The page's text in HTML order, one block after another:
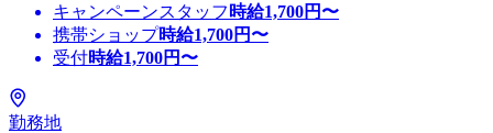
キャンペーンスタッフ 時給1,700円〜
携帯ショップ時給1,700円〜
受付時給1,700円〜
勤務地